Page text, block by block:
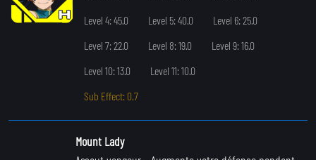
Level 4: 45.0
Level 5: 40.0
Level 6: 25.0
Level 7: 22.0
Level 8: 19.0
Level 9: 16.0
Level 10: 13.0
Level 11: 10.0
Sub Effect: 0.7
Mount Lady